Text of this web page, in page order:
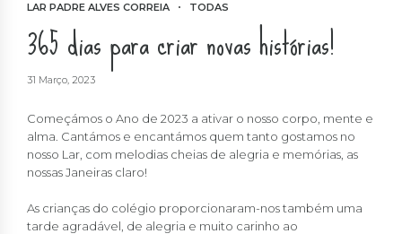
LAR PADRE ALVES CORREIA TODAS
365 dias para criar novas histórias!
31 Março, 2023
Começámos o Ano de 2023 a ativar o nosso corpo, mente e
alma. Cantámos e encantámos quem tanto gostamos no
nosso Lar, com melodias cheias de alegria e memórias, as
nossas Janeiras claro!
As crianças do colégio proporcionaram-nos também uma
tarde agradável, de alegria e muito carinho ao